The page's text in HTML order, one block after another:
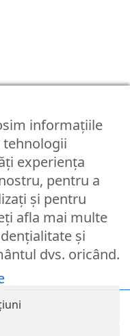
rezervate. ™
informațiile
tehnologii
experiența
pentru a
și pentru
afla mai multe
și
dvs. oricând.